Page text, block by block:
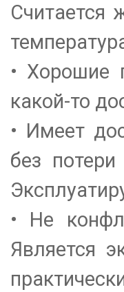
Считается
• Хорошие
какой-то
• Имеет
без
• Не
Является